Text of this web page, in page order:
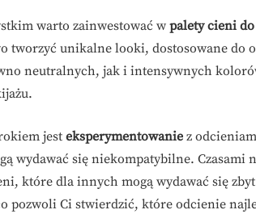
warto zainwestować w palety cieni
tworzyć unikalne looki, dostosowane do
neutralnych, jak i intensywnych
jest eksperymentowanie z
wydawać się niekompatybilne. Czasami
które dla innych mogą wydawać się
pozwoli Ci stwierdzić, które odcienie